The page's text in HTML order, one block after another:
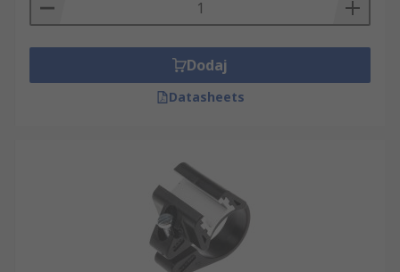
Dodaj
Datasheets